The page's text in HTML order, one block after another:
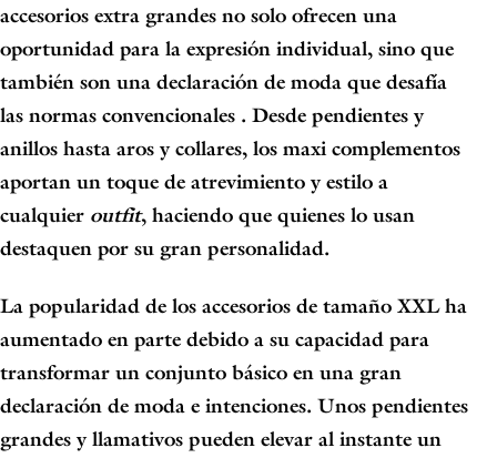
accesorios extra grandes no solo ofrecen una
oportunidad para la expresión individual, sino que
también son una declaración de moda que desafía
las normas convencionales . Desde pendientes y
anillos hasta aros y collares, los maxi complementos
aportan un toque de atrevimiento y estilo a
cualquier outfit, haciendo que quienes lo usan
destaquen por su gran personalidad.
La popularidad de los accesorios de tamaño XXL ha
aumentado en parte debido a su capacidad para
transformar un conjunto básico en una gran
declaración de moda e intenciones. Unos pendientes
grandes y llamativos pueden elevar al instante un